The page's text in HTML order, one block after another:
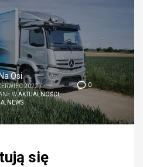
0
Osi
2022/
WAKTUALNOŚCI,
,NEWS
się